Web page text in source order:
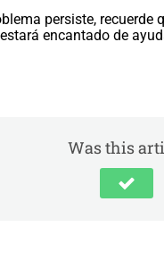
persiste,
encantado de
Was this